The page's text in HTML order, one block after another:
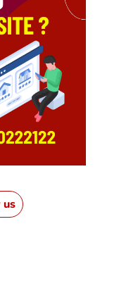
us